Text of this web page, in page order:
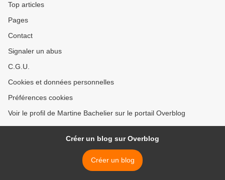
Top articles
Pages
Contact
Signaler un abus
C.G.U.
Cookies et données personnelles
Préférences cookies
Voir le profil de Martine Bachelier sur le portail Overblog
Créer un blog sur Overblog
Créer un blog